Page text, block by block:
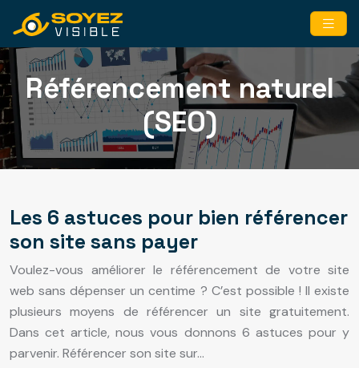
Référencement naturel
(SEO)
Les 6 astuces pour bien référencer
son site sans payer
Voulez-vous améliorer le référencement de votre site
web sans dépenser un centime ? C’est possible ! Il existe
plusieurs moyens de référencer un site gratuitement.
Dans cet article, nous vous donnons 6 astuces pour y
parvenir. Référencer son site sur…